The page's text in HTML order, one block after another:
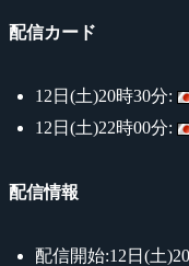
配信カード
12日(土)20時30分:
12日(土)22時00分:
配信情報
配信開始:12日(土